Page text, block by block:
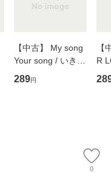
【中古】 My song
Your song / いきも
のがかり / [CD]
【メール便送料無
289円
【
R
産
0